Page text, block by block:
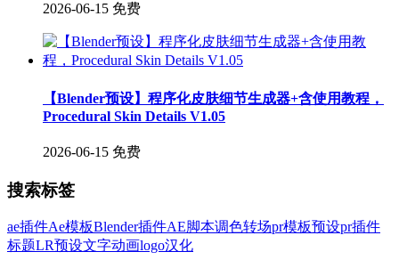
2026-06-15 免费
【Blender预设】程序化皮肤细节生成器+含使用教程，
Procedural Skin Details V1.05
2026-06-15 免费
搜索标签
ae插件Ae模板Blender插件AE脚本调色转场pr模板预设pr插件
标题LR预设文字动画logo汉化